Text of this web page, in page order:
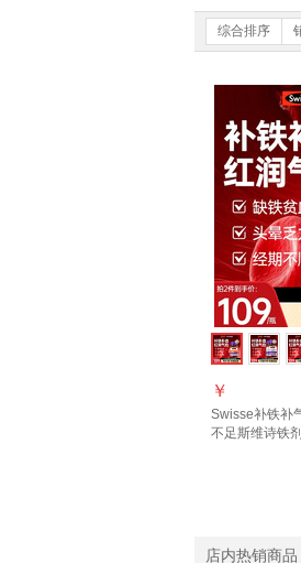
综合排序
￥
Swisse补铁补
不足斯维诗铁
店内热销商品